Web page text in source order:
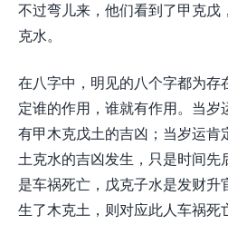
不过弯儿来，他们看到了甲克戊
克水。
在八字中，明见的八个字都为存
定谁的作用，谁就有作用。当岁
有甲木克戊土的吉凶；当岁运肯
土克水的吉凶发生，只是时间先
是车祸死亡，戊克子水是发财升
生了木克土，则对应此人车祸死